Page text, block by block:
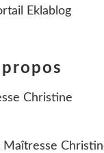
Eklablog
Maîtresse